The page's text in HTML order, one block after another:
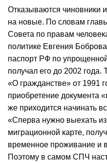
Отказываются чиновники
на новые. По словам
Совета по правам
политике Евгения
паспорт РФ по
получал его до 2002 года.
«О гражданстве» от 1991
приобретение документа
же приходится начинать
«Сперва нужно выехать
миграционной карте,
временное проживание и
Поэтому в самом СПЧ